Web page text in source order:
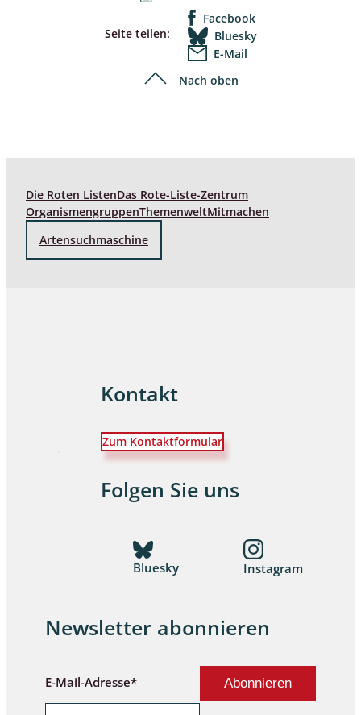
Seite teilen:
Facebook
Bluesky
E-Mail
Nach oben
Die Roten ListenDas Rote-Liste-Zentrum
OrganismengruppenThemenweltMitmachen
Artensuchmaschine
Kontakt
Zum Kontaktformular
Folgen Sie uns
Bluesky Instagram
Newsletter abonnieren
E-Mail-Adresse*